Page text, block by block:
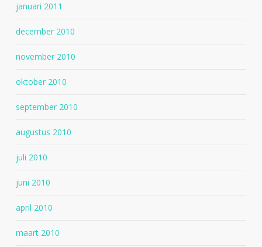
januari 2011
december 2010
november 2010
oktober 2010
september 2010
augustus 2010
juli 2010
juni 2010
april 2010
maart 2010